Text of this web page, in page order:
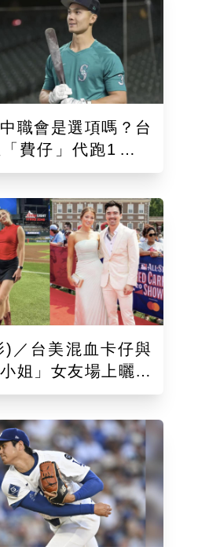
職會是選項嗎？台
費仔」代跑1場被
成自由球員動向受
)／台美混血卡仔與
小姐」女友場上曬恩
獻唱大谷翔平場邊